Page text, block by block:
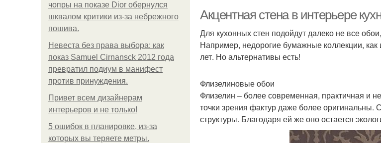
чопры на показе Dior обернулся
шквалом критики из-за небрежного
пошива.
Невеста без права выбора: как
показ Samuel Cirnansck 2012 года
превратил подиум в манифест
против принуждения.
Привет всем дизайнерам
интерьеров и не только!
5 ошибок в планировке, из-за
которых вы теряете метры.
Акцентная стена в интерьере
Для кухонных стен подойдут далеко не все
Например, недорогие бумажные коллекции, как
лет. Но альтернативы есть!
Флизелиновые обои
Флизелин – более современная, практичная и
точки зрения фактур даже более оригинальны.
структуры. Благодаря ей же оно остается